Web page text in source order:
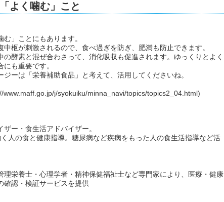
よく噛む」こと
」ことにもあります。
枢が刺激されるので、食べ過ぎを防ぎ、肥満も防止できます。
の酵素と混ぜ合わさって、消化吸収も促進されます。ゆっくりとよく
にも重要です。
ーは「栄養補助食品」と考えて、活用してくださいね。
www.maff.go.jp/j/syokuiku/minna_navi/topics/topics2_04.html)
ー・食生活アドバイザー。
人の食と健康指導。糖尿病など疾病をもった人の食生活指導など活
理栄養士・心理学者・精神保健福祉士など専門家により、医療・健康
確認・検証サービスを提供